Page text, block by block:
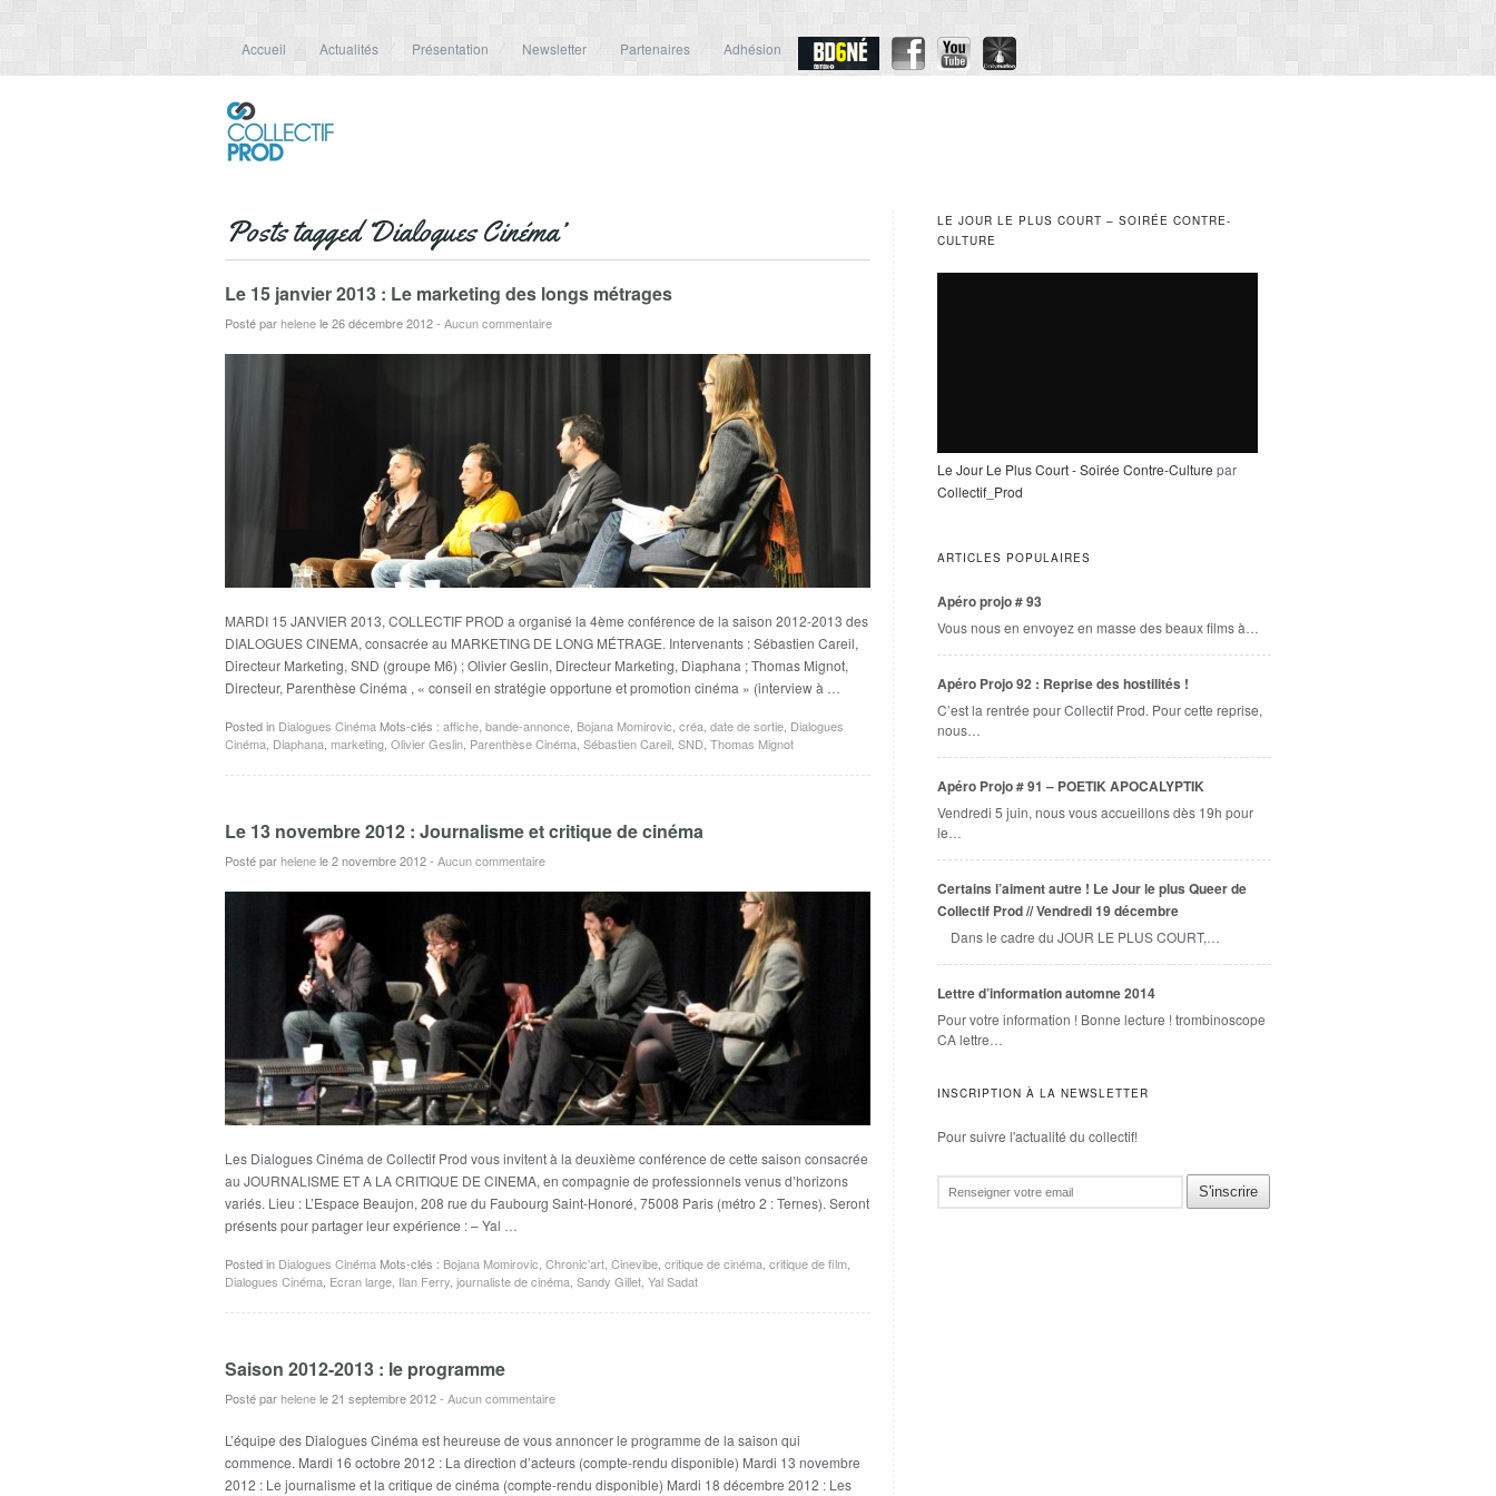
Accueil Actualités Présentation Newsletter Partenaires Adhésion
Posts tagged ‘Dialogues Cinéma’
Le 15 janvier 2013 : Le marketing des longs métrages
Posté parhelenele 26 décembre 2012- Aucun commentaire
MARDI 15 JANVIER 2013, COLLECTIF PROD a organisé la 4ème conférence de la saison 2012-2013 des
DIALOGUES CINEMA, consacrée au MARKETING DE LONG MÉTRAGE. Intervenants : Sébastien Careil,
Directeur Marketing, SND (groupe M6) ; Olivier Geslin, Directeur Marketing, Diaphana ; Thomas Mignot,
Directeur, Parenthèse Cinéma , « conseil en stratégie opportune et promotion cinéma » (interview à …
Posted in Dialogues Cinéma Mots-clés : affiche bande-annonce Bojana Momirovic créa date de sortie Dialogues
Cinéma Diaphana marketing Olivier Geslin Parenthèse Cinéma Sébastien Careil SND Thomas Mignot
Le 13 novembre 2012 : Journalisme et critique de cinéma
Posté parhelenele 2 novembre 2012- Aucun commentaire
Les Dialogues Cinéma de Collectif Prod vous invitent à la deuxième conférence de cette saison consacrée
au JOURNALISME ET A LA CRITIQUE DE CINEMA, en compagnie de professionnels venus d’horizons
variés. Lieu : L’Espace Beaujon, 208 rue du Faubourg Saint-Honoré, 75008 Paris (métro 2 : Ternes). Seront
présents pour partager leur expérience : – Yal …
Posted in Dialogues Cinéma Mots-clés : Bojana Momirovic Chronic'art Cinevibe critique de cinéma critique de film
Dialogues Cinéma Ecran large Ilan Ferry journaliste de cinéma Sandy Gillet Yal Sadat
Saison 2012-2013 : le programme
Posté parhelenele 21 septembre 2012- Aucun commentaire
L’équipe des Dialogues Cinéma est heureuse de vous annoncer le programme de la saison qui
commence. Mardi 16 octobre 2012 : La direction d’acteurs (compte-rendu disponible) Mardi 13 novembre
2012 : Le journalisme et la critique de cinéma (compte-rendu disponible) Mardi 18 décembre 2012 : Les
LE JOUR LE PLUS COURT – SOIRÉE CONTRE-
CULTURE
Le Jour Le Plus Court - Soirée Contre-Culture par
Collectif_Prod
ARTICLES POPULAIRES
Apéro projo # 93
Vous nous en envoyez en masse des beaux films à…
Apéro Projo 92 : Reprise des hostilités !
C’est la rentrée pour Collectif Prod. Pour cette reprise,
nous…
Apéro Projo # 91 – POETIK APOCALYPTIK
Vendredi 5 juin, nous vous accueillons dès 19h pour
le…
Certains l’aiment autre ! Le Jour le plus Queer de
Collectif Prod // Vendredi 19 décembre
Dans le cadre du JOUR LE PLUS COURT,…
Lettre d’information automne 2014
Pour votre information ! Bonne lecture ! trombinoscope
CA lettre…
INSCRIPTION À LA NEWSLETTER
Pour suivre l'actualité du collectif!